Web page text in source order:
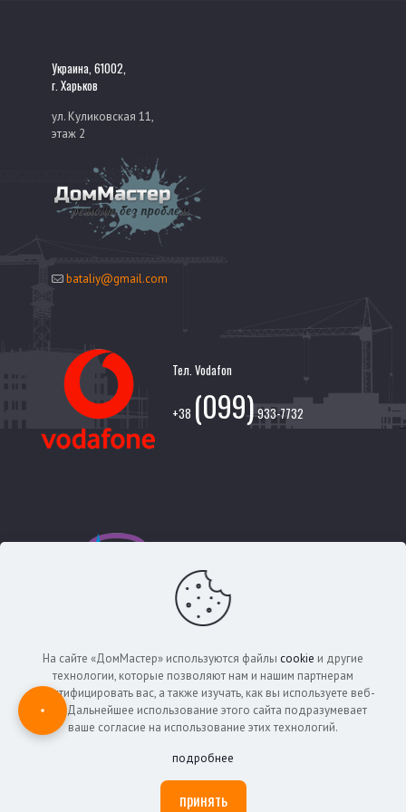
Украина, 61002,
г. Харьков
ул. Куликовская 11,
этаж 2
bataliy@gmail.com
Тел. Vodafon
+38 (099)933-7732
+38 (097)
Copyright © 2012-2026 «ДомМастер» Харьков. Сайт не
характер.
Отзывы О компании
На сайте «ДомМастер» используются файлы cookie и другие
технологии, которые позволяют нам и нашим партнерам
идентифицировать вас, а также изучать, как вы используете веб-
сайт. Дальнейшее использование этого сайта подразумевает
ваше согласие на использование этих технологий.
подробнее
принять